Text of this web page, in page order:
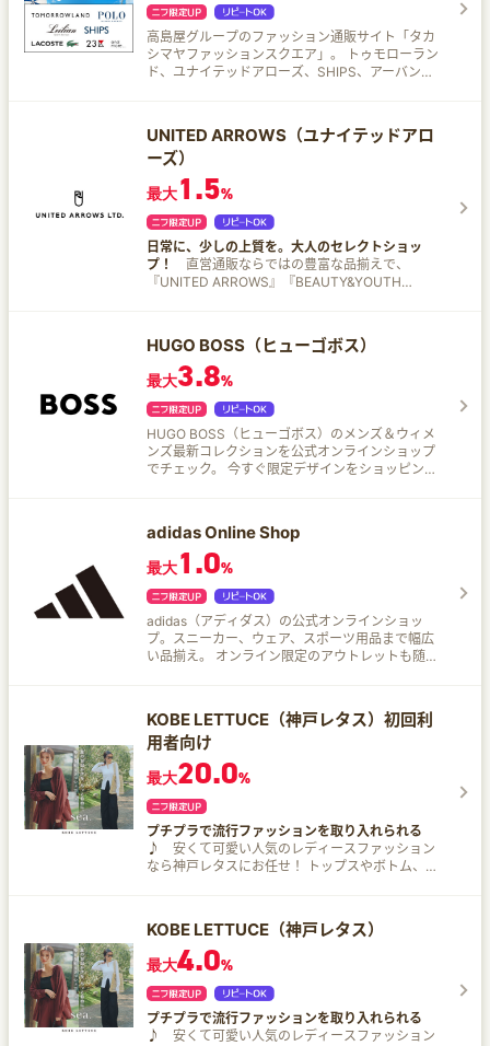
高島屋グループのファッション通販サイト「タカ
シマヤファッションスクエア」。 トゥモローラン
ド、ユナイテッドアローズ、SHIPS、アーバンリ
UNITED ARROWS（ユナイテッドアロ
ーズ）
最大1.5%
日常に、少しの上質を。大人のセレクトショッ
プ！
直営通販ならではの豊富な品揃えで、
『UNITED ARROWS』『BEAUTY&YOUTH
ALAN』『CITEN』などのさまざまなアイテムを
ご紹介！ 人気ブランドとの別注アイテム・限定ス
ニーカーも随時販売しています。スタッフスタイ
リングやサイト先行受注会など、コンテンツも盛
りだくさん。
HUGO BOSS（ヒューゴボス）
最大3.8%
HUGO BOSS（ヒューゴボス）のメンズ＆ウィメ
ンズ最新コレクションを公式オンラインショップ
でチェック。 今すぐ限定デザインをショッピン
adidas Online Shop
最大1.0%
adidas（アディダス）の公式オンラインショッ
プ。スニーカー、ウェア、スポーツ用品まで幅広
い品揃え。 オンライン限定のアウトレットも随時
KOBE LETTUCE（神戸レタス）初回利
用者向け
最大20.0%
プチプラで流行ファッションを取り入れられる
♪
安くて可愛い人気のレディースファッション
なら神戸レタスにお任せ！ トップスやボトム、ワ
KOBE LETTUCE（神戸レタス）
最大4.0%
プチプラで流行ファッションを取り入れられる
♪
安くて可愛い人気のレディースファッション